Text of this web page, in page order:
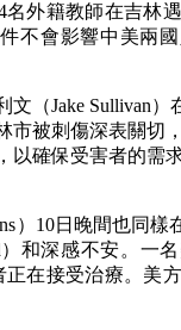
名外籍教師在吉林
不會影響中美兩
文（Jake Sullivan
市被刺傷深表關切
以確保受害者的需
）10日晚間也同
）和深感不安。一
在接受治療。美